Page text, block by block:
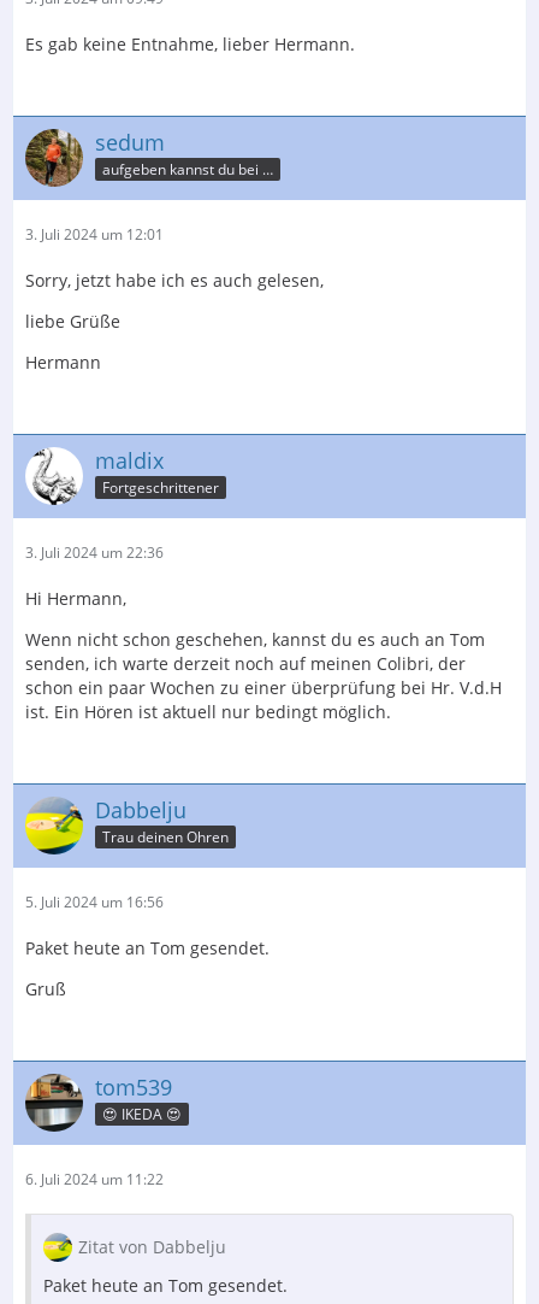
Es gab keine Entnahme, lieber Hermann.
sedum
aufgeben kannst du bei der Post
3. Juli 2024 um 12:01
Sorry, jetzt habe ich es auch gelesen,
liebe Grüße
Hermann
maldix
Fortgeschrittener
3. Juli 2024 um 22:36
Hi Hermann,
Wenn nicht schon geschehen, kannst du es auch an Tom
senden, ich warte derzeit noch auf meinen Colibri, der
schon ein paar Wochen zu einer überprüfung bei Hr. V.d.H
ist. Ein Hören ist aktuell nur bedingt möglich.
Dabbelju
Trau deinen Ohren
5. Juli 2024 um 16:56
Paket heute an Tom gesendet.
Gruß
tom539
😍 IKEDA 😍
6. Juli 2024 um 11:22
Zitat von Dabbelju
Paket heute an Tom gesendet.